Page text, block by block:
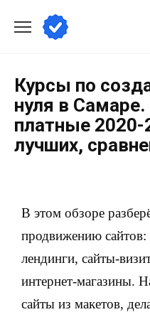
Курсы по
нуля в
платные 2020-
лучших,
В этом обзоре
продвижению
лендинги, сайты-
интернет-магазины.
сайты из макетов,